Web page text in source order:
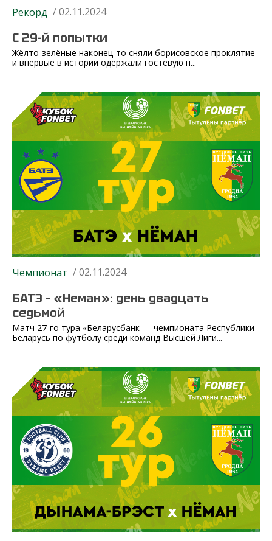
Рекорд / 02.11.2024
С 29-й попытки
Жёлто-зелёные наконец-то сняли борисовское проклятие
и впервые в истории одержали гостевую п...
Чемпионат / 02.11.2024
БАТЭ – «Неман»: день двадцать
седьмой
Матч 27-го тура «Беларусбанк — чемпионата Республики
Беларусь по футболу среди команд Высшей Лиги...